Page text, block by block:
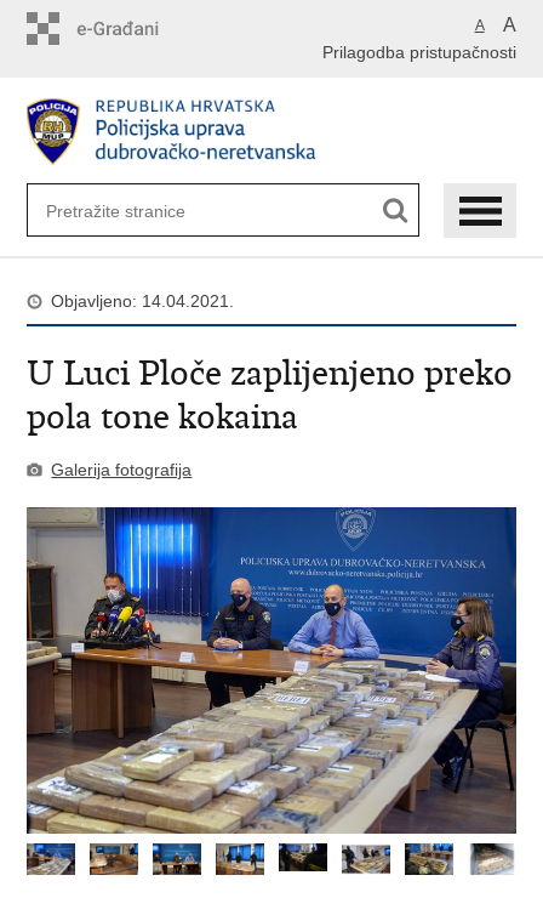
A A
Prilagodba pristupačnosti
Objavljeno: 14.04.2021.
U Luci Ploče zaplijenjeno preko
pola tone kokaina
Galerija fotografija